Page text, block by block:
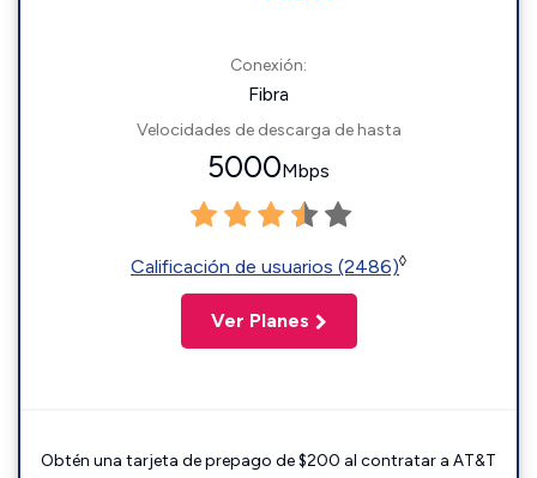
Conexión:
Fibra
Velocidades de descarga de hasta
5000Mbps
Calificación de usuarios (2486)◊
Ver Planes
Obtén una tarjeta de prepago de $200 al contratar a AT&T